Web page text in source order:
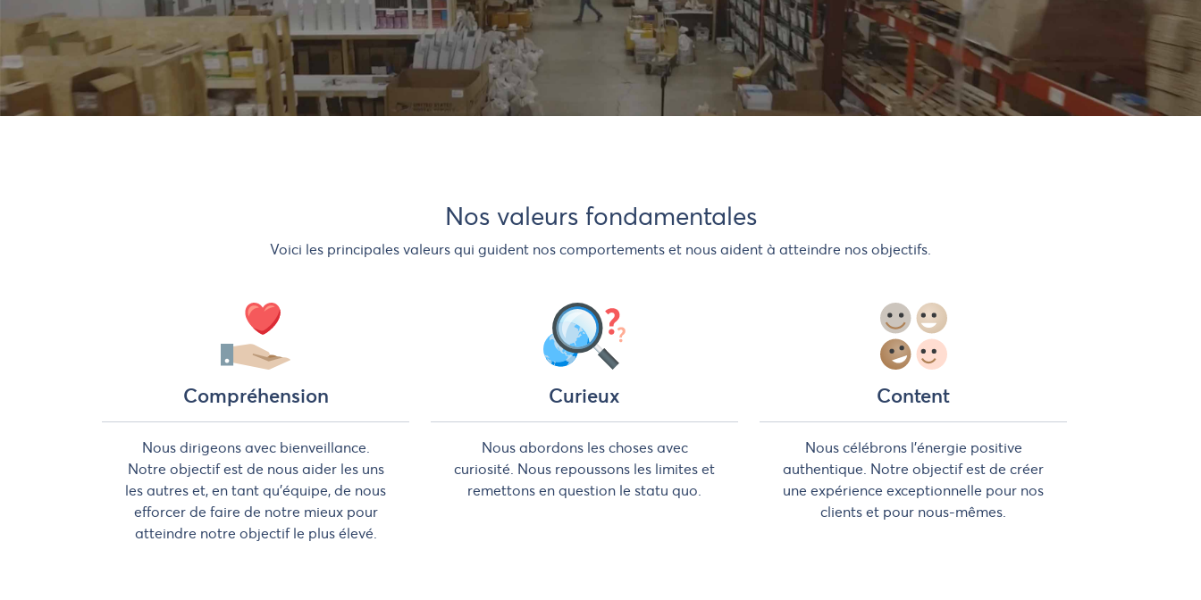
Comment expédier
Assurance
parrainage
d'expédition
Nos valeurs fondamentales
Voici les principales valeurs qui guident nos comportements et nous aident à atteindre nos objectifs.
Compréhension
Nous dirigeons avec bienveillance.
Notre objectif est de nous aider les uns
les autres et, en tant qu'équipe, de nous
efforcer de faire de notre mieux pour
atteindre notre objectif le plus élevé.
Curieux
Nous abordons les choses avec
curiosité. Nous repoussons les limites et
remettons en question le statu quo.
Content
Nous célébrons l'énergie positive
authentique. Notre objectif est de créer
une expérience exceptionnelle pour nos
clients et pour nous-mêmes.